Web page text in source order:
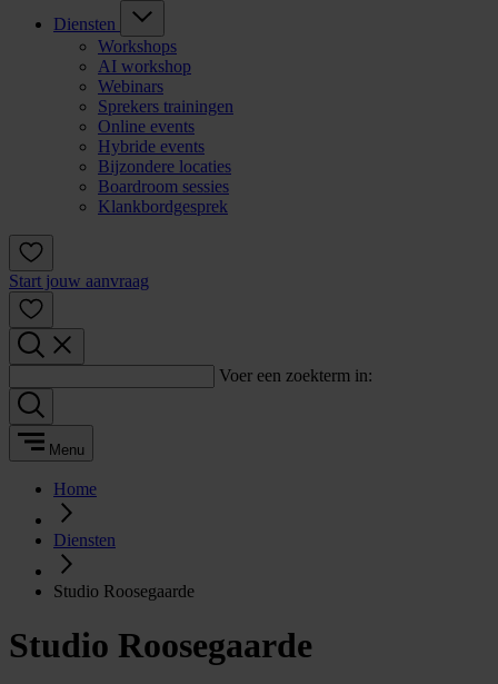
Diensten
Workshops
AI workshop
Webinars
Sprekers trainingen
Online events
Hybride events
Bijzondere locaties
Boardroom sessies
Klankbordgesprek
Start jouw aanvraag
Voer een zoekterm in:
Menu
Home
Diensten
Studio Roosegaarde
Studio Roosegaarde